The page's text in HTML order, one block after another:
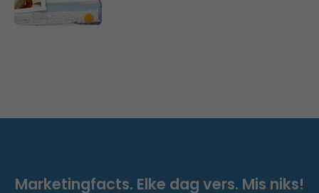
Marketingfacts. Elke dag vers. Mis niks!